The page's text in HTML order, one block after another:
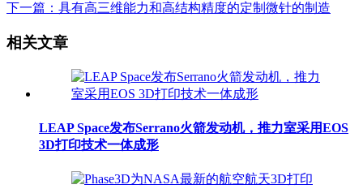
下一篇：具有高三维能力和高结构精度的定制微针的制造
相关文章
LEAP Space发布Serrano火箭发动机，推力室采用EOS
3D打印技术一体成形